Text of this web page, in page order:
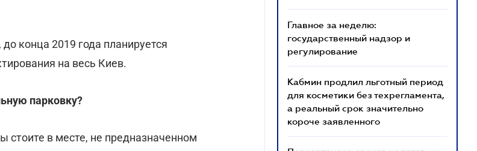
конца 2019 года планируется
на весь Киев.
парковку?
в месте, не предназначенном
Главное за неделю:
государственный надзор и
регулирование
Кабмин продлил льготный период
для косметики без техрегламента,
а реальный срок значительно
короче заявленного